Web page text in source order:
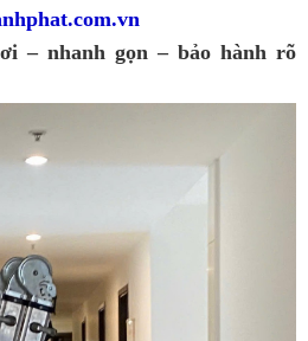
– nhanh gọn – bảo hành rõ